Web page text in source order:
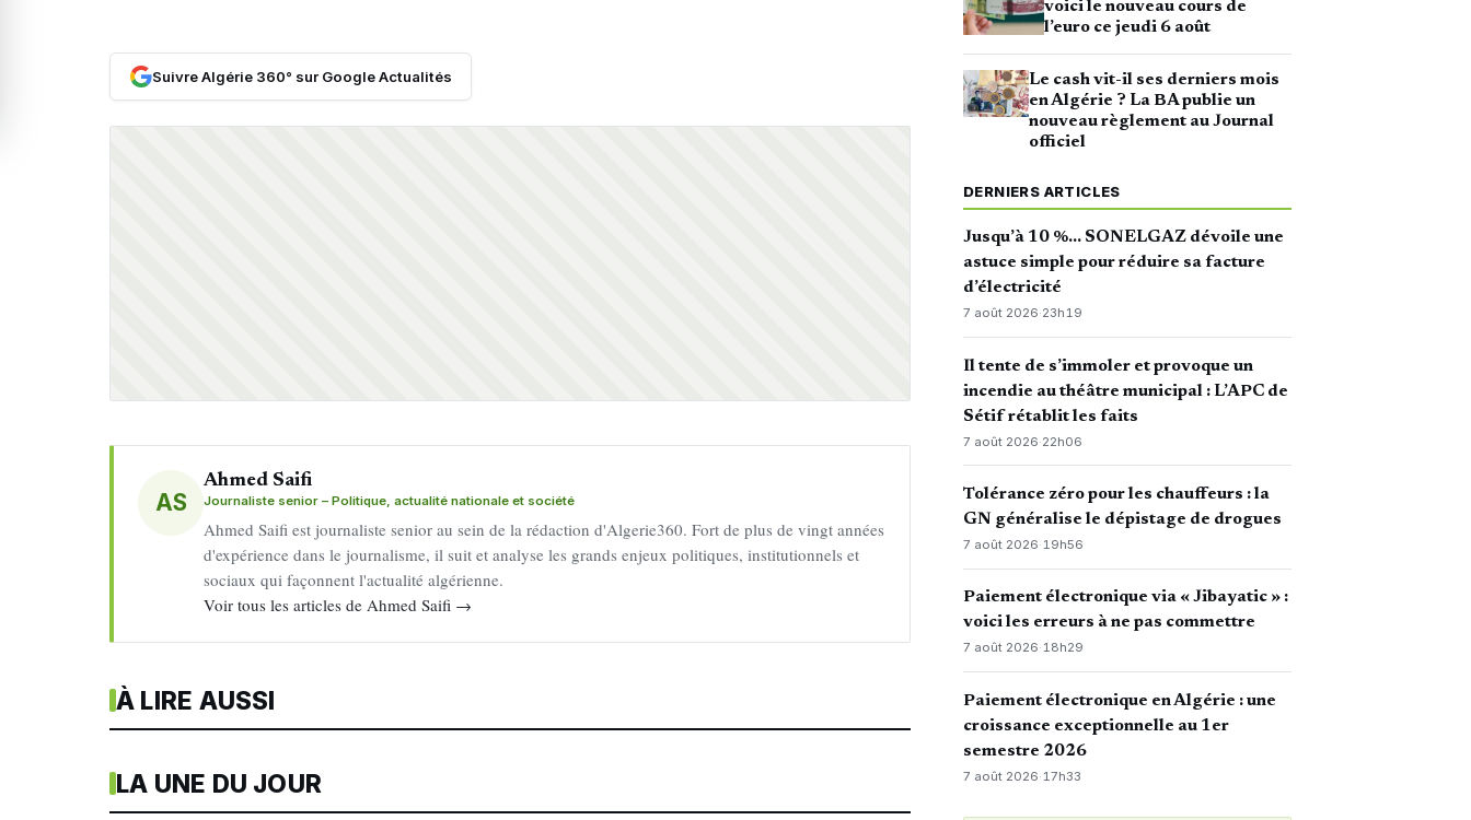
Suivre Algérie 360° sur Google Actualités
AS
Ahmed Saifi
Journaliste senior – Politique, actualité nationale et société
Ahmed Saifi est journaliste senior au sein de la rédaction d'Algerie360. Fort de plus de vingt années
d'expérience dans le journalisme, il suit et analyse les grands enjeux politiques, institutionnels et
sociaux qui façonnent l'actualité algérienne.
Voir tous les articles de Ahmed Saifi →
À LIRE AUSSI
LA UNE DU JOUR
voici le nouveau cours de
l’euro ce jeudi 6 août
Le cash vit-il ses derniers mois
en Algérie ? La BA publie un
nouveau règlement au Journal
officiel
DERNIERS ARTICLES
Jusqu’à 10 %… SONELGAZ dévoile une
astuce simple pour réduire sa facture
d’électricité
7 août 2026·23h19
Il tente de s’immoler et provoque un
incendie au théâtre municipal : L’APC de
Sétif rétablit les faits
7 août 2026·22h06
Tolérance zéro pour les chauffeurs : la
GN généralise le dépistage de drogues
7 août 2026·19h56
Paiement électronique via « Jibayatic » :
voici les erreurs à ne pas commettre
7 août 2026·18h29
Paiement électronique en Algérie : une
croissance exceptionnelle au 1er
semestre 2026
7 août 2026· 17h33